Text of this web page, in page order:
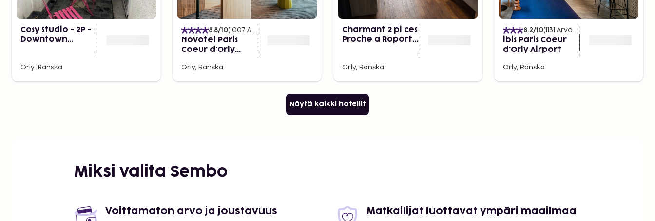
Cosy Studio - 2P -
Downtown
Orly, Ranska
8.8/10(1007 Arvostelut
Novotel Paris
Coeur d'Orly
Orly, Ranska
Charmant 2 pi ces
Proche a Roport
Orly, Ranska
8.2/10(1131 Arvostelut
ibis Paris Coeur
d'Orly Airport
Orly, Ranska
Näytä kaikki hotellit
Miksi valita Sembo
Voittamaton arvo ja joustavuus Matkailijat luottavat ympäri maailmaa